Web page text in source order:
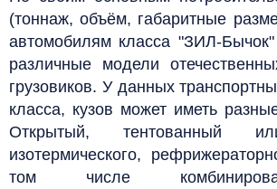
(тоннаж, объём, габаритные
автомобилям класса "ЗИЛ-
различные модели
грузовиков. У данных
класса, кузов может иметь
Открытый,
изотермического,
том числе